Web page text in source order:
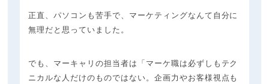
正直、パソコンも苦手で、マーケティングなんて自分に
無理だと思っていました。
でも、マーキャリの担当者は「マーケ職は必ずしもテク
ニカルな人だけのものではない。企画力やお客様視点も